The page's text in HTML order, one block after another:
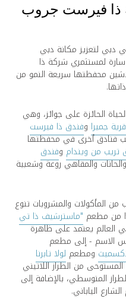
ذا فيرست جروب
دبي لتعزيز مكانة دبي
سارة لمستثمري شركة ذا
محفظتها سريعة النمو من
الحائزة على جوائز، وهي
جميرا وفندق ذا فيرست
فنادق أخرى في محفظتها
تريب من ويندام وفندق
والمقاهي روعة وشعبية
والمشروبات تنوع
من مطعم "ماسترشيف ذا تي
يعتمد على ظاهرة
الاسم - إلى مطعم
ومطعم لولا تابرنا
المستوحى من الطراز اللاتيني
المتوسطي، بالإضافة إلى
الياباني.